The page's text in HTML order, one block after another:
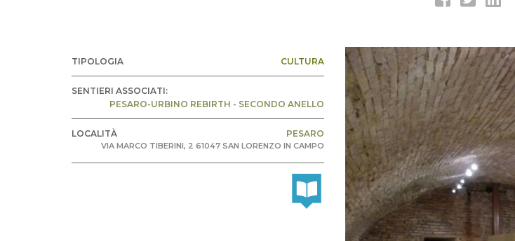
TIPOLOGIA CULTURA
SENTIERI ASSOCIATI:
PESARO-URBINO REBIRTH - SECONDO ANELLO
LOCALITÀ PESARO
VIA MARCO TIBERINI, 2 61047 SAN LORENZO IN CAMPO